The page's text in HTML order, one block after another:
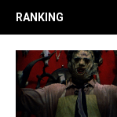
RANKING